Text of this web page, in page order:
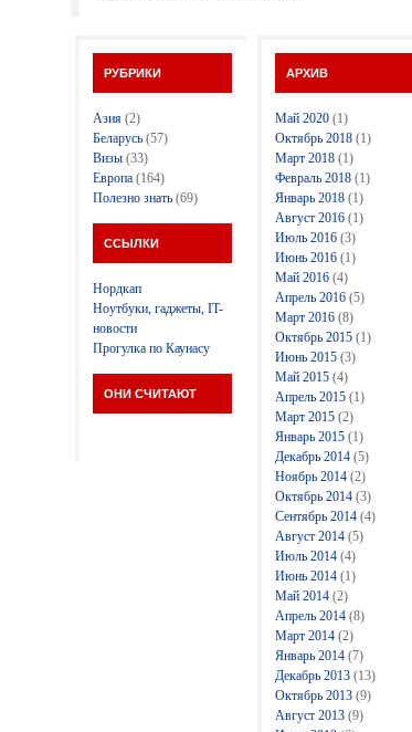
РУБРИКИ
Азия (2)
Беларусь (57)
Визы (33)
Европа (164)
Полезно знать (69)
ССЫЛКИ
Нордкап
Ноутбуки, гаджеты, IT-
новости
Прогулка по Каунасу
ОНИ СЧИТАЮТ
АРХИВ
Май 2020 (1)
Октябрь 2018 (1)
Март 2018 (1)
Февраль 2018 (1)
Январь 2018 (1)
Август 2016 (1)
Июль 2016 (3)
Июнь 2016 (1)
Май 2016 (4)
Апрель 2016 (5)
Март 2016 (8)
Октябрь 2015 (1)
Июнь 2015 (3)
Май 2015 (4)
Апрель 2015 (1)
Март 2015 (2)
Январь 2015 (1)
Декабрь 2014 (5)
Ноябрь 2014 (2)
Октябрь 2014 (3)
Сентябрь 2014 (4)
Август 2014 (5)
Июль 2014 (4)
Июнь 2014 (1)
Май 2014 (2)
Апрель 2014 (8)
Март 2014 (2)
Январь 2014 (7)
Декабрь 2013 (13)
Октябрь 2013 (9)
Август 2013 (9)